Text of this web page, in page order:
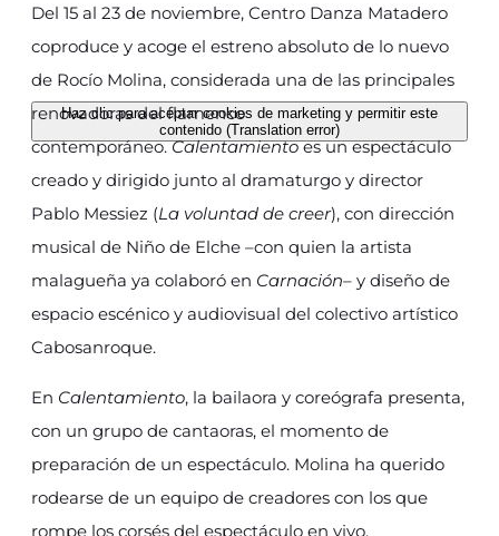
Haz clic para aceptar cookies de marketing y permitir este
contenido (Translation error)
Del 15 al 23 de noviembre, Centro Danza Matadero
coproduce y acoge el estreno absoluto de lo nuevo
de Rocío Molina, considerada una de las principales
renovadoras del flamenco
contemporáneo.Calentamientoes un espectáculo
creado y dirigido junto al dramaturgo y director
Pablo Messiez (La voluntad de creer), con dirección
musical de Niño de Elche –con quien la artista
malagueña ya colaboró en Carnación– y diseño de
espacio escénico y audiovisual del colectivo artístico
Cabosanroque.
En Calentamiento, la bailaora y coreógrafa presenta,
con un grupo de cantaoras, el momento de
preparación de un espectáculo. Molina ha querido
rodearse de un equipo de creadores con los que
rompe los corsés del espectáculo en vivo,